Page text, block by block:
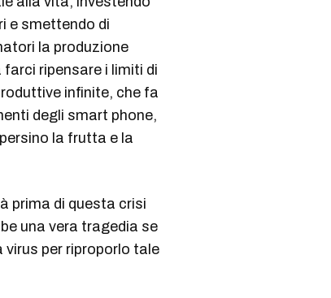
e smettendo di
la produzione
ripensare i limiti di
infinite, che fa
degli smart phone,
la frutta e la
prima di questa crisi
una vera tragedia se
per riproporlo tale